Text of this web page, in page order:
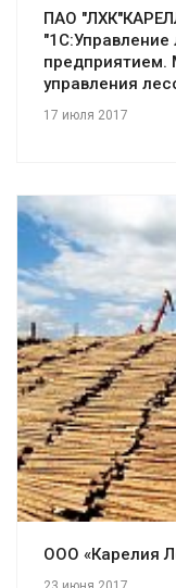
ПАО
"1С:Управление
предприятием.
управления
17 июля 2017
ООО «Карелия